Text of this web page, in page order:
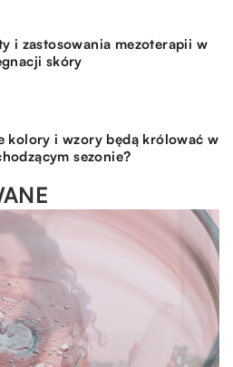
i zastosowania mezoterapii w
skóry
kolory i wzory będą królować w
sezonie?